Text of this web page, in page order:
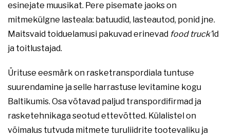
esinejate muusikat. Pere pisemate jaoks on
mitmekülgne lasteala: batuudid, lasteautod, ponid jne.
Maitsvaid toiduelamusi pakuvad erinevad food truck’id
ja toitlustajad.
Ürituse eesmärk on rasketranspordiala tuntuse
suurendamine ja selle harrastuse levitamine kogu
Baltikumis. Osa võtavad paljud transpordifirmad ja
rasketehnikaga seotud ettevõtted. Külalistel on
võimalus tutvuda mitmete turuliidrite tootevaliku ja